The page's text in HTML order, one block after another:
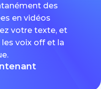
des
en vidéos
votre texte, et
les voix off et la